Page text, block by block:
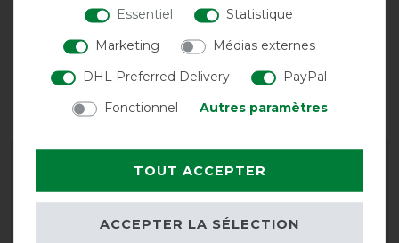
Deux
sursangles
croisées
frontale double
Découpe simple
pour les jambes
Garantie du fabricant
Conseils de lavage et d'entretien
Essentiel
Statistique
Marketing
Médias externes
DHL Preferred Delivery
PayPal
Fonctionnel
Autres paramètres
TOUT ACCEPTER
ACCEPTER LA SÉLECTION